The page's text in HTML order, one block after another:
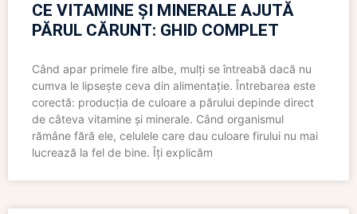
CE VITAMINE ȘI MINERALE AJUTĂ
PĂRUL CĂRUNT: GHID COMPLET
Când apar primele fire albe, mulți se întreabă dacă nu
cumva le lipsește ceva din alimentație. Întrebarea este
corectă: producția de culoare a părului depinde direct
de câteva vitamine și minerale. Când organismul
rămâne fără ele, celulele care dau culoare firului nu mai
lucrează la fel de bine. Îți explicăm